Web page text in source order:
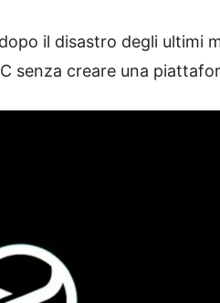
dopo il disastro degli ultimi
senza creare una